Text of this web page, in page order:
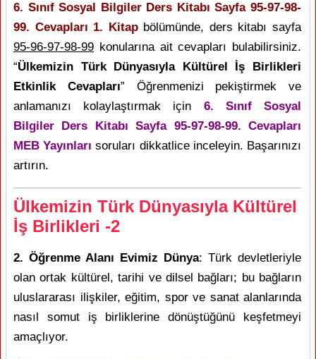
6. Sınıf Sosyal Bilgiler Ders Kitabı Sayfa 95-97-98-
99. Cevapları 1. Kitapbölümünde, ders kitabı sayfa
95-96-97-98-99 konularına ait cevapları bulabilirsiniz.
“Ülkemizin Türk Dünyasıyla Kültürel İş Birlikleri
Etkinlik Cevapları” Öğrenmenizi pekiştirmek ve
anlamanızı kolaylaştırmak için 6. Sınıf Sosyal
Bilgiler Ders Kitabı Sayfa 95-97-98-99. Cevapları
MEB Yayınları soruları dikkatlice inceleyin. Başarınızı
artırın.
Ülkemizin Türk Dünyasıyla Kültürel
İş Birlikleri -2
2. Öğrenme Alanı Evimiz Dünya: Türk devletleriyle
olan ortak kültürel, tarihi ve dilsel bağları; bu bağların
uluslararası ilişkiler, eğitim, spor ve sanat alanlarında
nasıl somut iş birliklerine dönüştüğünü keşfetmeyi
amaçlıyor.